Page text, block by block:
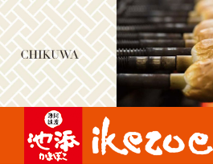
Skip
to
content